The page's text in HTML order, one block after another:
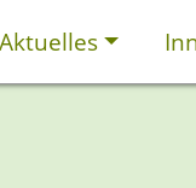
Aktuelles